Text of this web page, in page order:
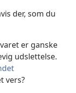
der, som du
er ganske
udslettelse.
vers?